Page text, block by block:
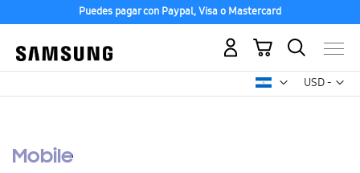
Puedes pagar con Paypal, Visa o Mastercard
USD -
dólar
Mi carrito
Mobile